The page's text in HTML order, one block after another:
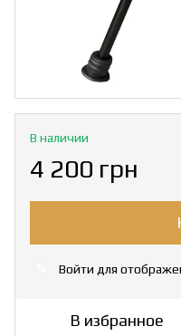
В наличии
4 200 грн
Войти для
В избранное